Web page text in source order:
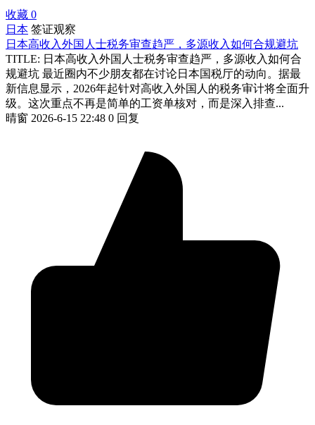
收藏 0
日本 签证观察
日本高收入外国人士税务审查趋严，多源收入如何合规避坑
TITLE: 日本高收入外国人士税务审查趋严，多源收入如何合
规避坑 最近圈内不少朋友都在讨论日本国税厅的动向。据最
新信息显示，2026年起针对高收入外国人的税务审计将全面升
级。这次重点不再是简单的工资单核对，而是深入排查...
晴窗 2026-6-15 22:48 0 回复